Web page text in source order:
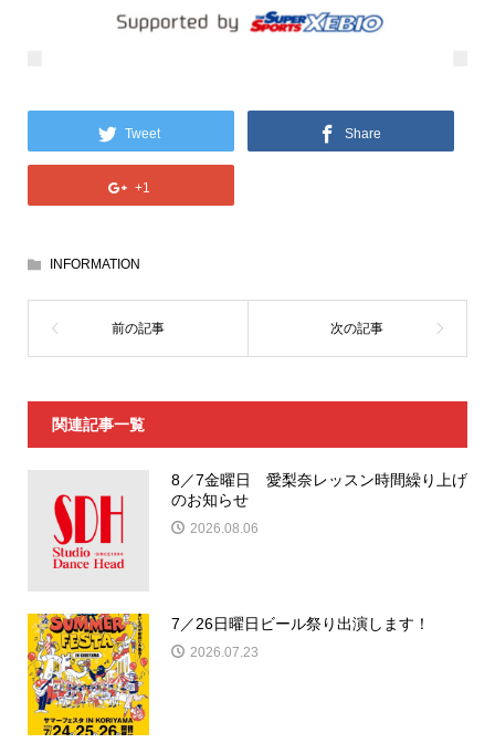
Tweet Share
+1
INFORMATION
関連記事一覧
8／7金曜日 愛梨奈レッスン時間繰り上げ
のお知らせ
2026.08.06
7／26日曜日ビール祭り出演します！
2026.07.23